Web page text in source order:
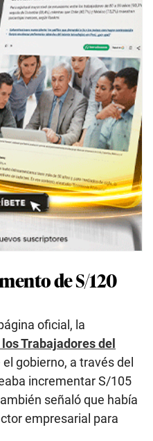
de S/120
oficial, la
Trabajadores del
gobierno, a través del
incrementar S/105
señaló que había
empresarial para